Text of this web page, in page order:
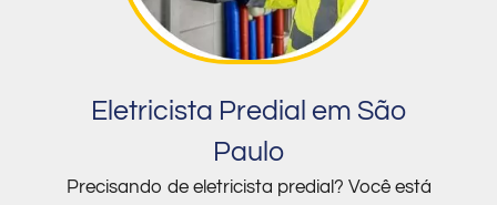
Eletricista Predial em São
Paulo
Precisando de eletricista predial? Você está